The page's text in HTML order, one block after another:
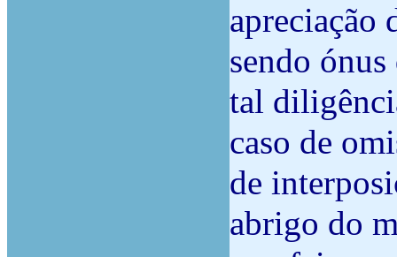
apreciação
sendo
tal
caso de
de
abrigo do